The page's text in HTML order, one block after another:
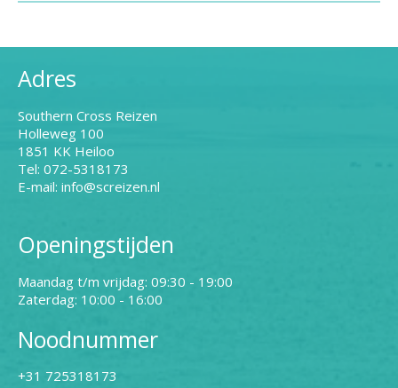
Adres
Southern Cross Reizen
Holleweg 100
1851 KK Heiloo
Tel: 072-5318173
E-mail: info@screizen.nl
Openingstijden
Maandag t/m vrijdag: 09:30 - 19:00
Zaterdag: 10:00 - 16:00
Noodnummer
+31 725318173